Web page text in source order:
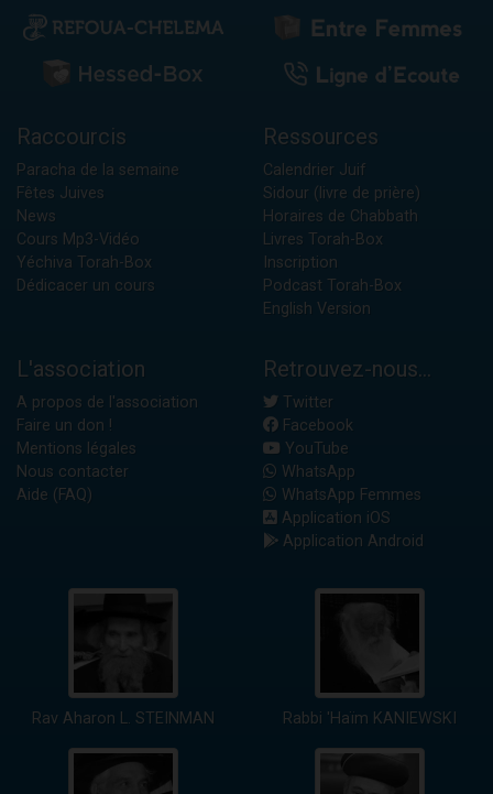
Raccourcis
Paracha de la semaine
Fêtes Juives
News
Cours Mp3-Vidéo
Yéchiva Torah-Box
Dédicacer un cours
Ressources
Calendrier Juif
Sidour (livre de prière)
Horaires de Chabbath
Livres Torah-Box
Inscription
Podcast Torah-Box
English Version
L'association
A propos de l'association
Faire un don !
Mentions légales
Nous contacter
Aide (FAQ)
Retrouvez-nous...
Twitter
Facebook
YouTube
WhatsApp
WhatsApp Femmes
Application iOS
Application Android
Rav Aharon L. STEINMAN Rabbi 'Haïm KANIEWSKI